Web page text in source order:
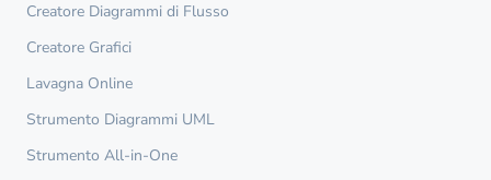
Creatore Diagrammi di Flusso
Creatore Grafici
Lavagna Online
Strumento Diagrammi UML
Strumento All-in-One